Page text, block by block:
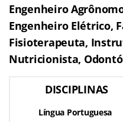
Engenheiro
Engenheiro Elétrico,
Fisioterapeuta,
Nutricionista,
DISCIPLINAS
Língua Portuguesa